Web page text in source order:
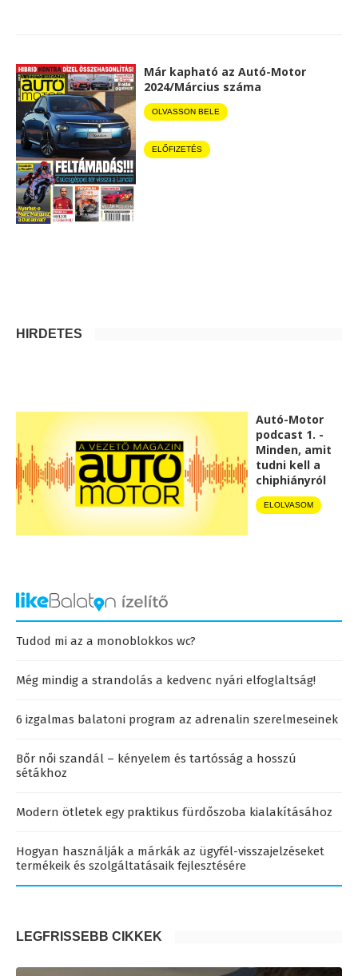
Már kapható az Autó-Motor
2024/Március száma
OLVASSON BELE
ELŐFIZETÉS
HIRDETÉS
Autó-Motor
podcast 1. -
Minden, amit
tudni kell a
chiphiányról
ELOLVASOM
Tudod mi az a monoblokkos wc?
Még mindig a strandolás a kedvenc nyári elfoglaltság!
6 izgalmas balatoni program az adrenalin szerelmeseinek
Bőr női szandál – kényelem és tartósság a hosszú
sétákhoz
Modern ötletek egy praktikus fürdőszoba kialakításához
Hogyan használják a márkák az ügyfél-visszajelzéseket
termékeik és szolgáltatásaik fejlesztésére
LEGFRISSEBB CIKKEK